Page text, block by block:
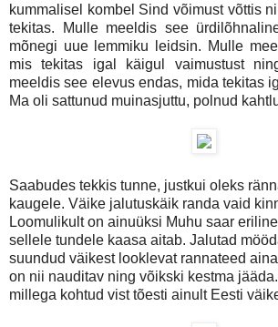
kummalisel kombel Sind võimust võttis
tekitas. Mulle meeldis see
mõnegi uue lemmiku leidsin. Mulle
mis tekitas igal käigul vaimustust
meeldis see elevus endas, mida tekitas
Ma oli sattunud muinasjuttu, polnud
Saabudes tekkis tunne, justkui oleks
kaugele. Väike jalutuskäik randa vaid
Loomulikult on ainuüksi Muhu saar
sellele tundele kaasa aitab. Jalutad
suundud väikest looklevat rannateed
on nii nauditav ning võikski kestma
millega kohtud vist tõesti ainult Eesti